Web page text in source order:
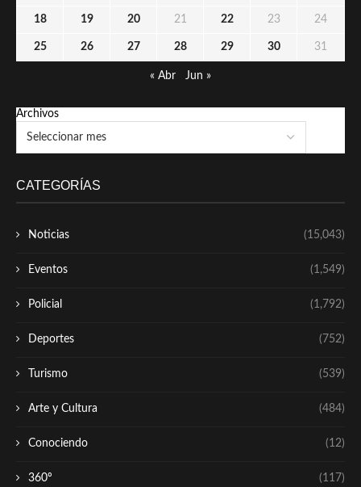
18 19 20 21 22 23 24
25 26 27 28 29 30 31
« Abr Jun »
Archivos
CATEGORÍAS
Noticias (15,043)
Eventos (1,549)
Policial (1,792)
Deportes (752)
Turismo (539)
Arte y Cultura (484)
Conociendo (12)
360º (117)